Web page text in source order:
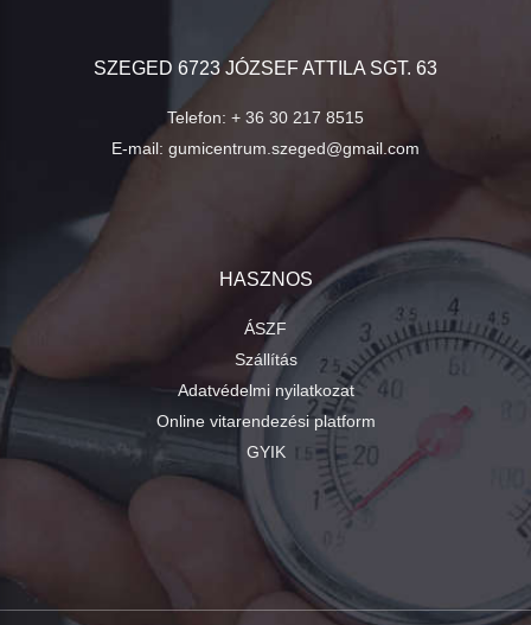
SZEGED 6723 JÓZSEF ATTILA SGT. 63
Telefon: + 36 30 217 8515
E-mail: gumicentrum.szeged@gmail.com
HASZNOS
ÁSZF
Szállítás
Adatvédelmi nyilatkozat
Online vitarendezési platform
GYIK